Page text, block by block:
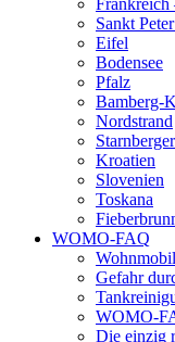
Sankt
Eifel
Bodensee
Pfalz
Bamberg-
Nordstrand
Kroatien
Slovenien
Toskana
WOMO-FAQ
Gefahr
WOMO-
Die einzig